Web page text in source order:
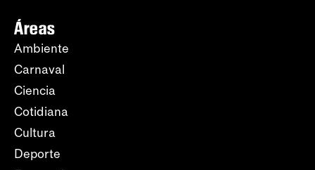
Áreas
Ambiente
Carnaval
Ciencia
Cotidiana
Cultura
Deporte